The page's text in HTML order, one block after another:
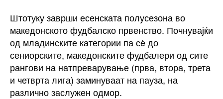
на
фудбалерите)
Штотуку заврши есенската полусезона во
македонското фудбалско првенство. Почнувајќи
од младинските категории па сè до
сениорските, македонските фудбалери од сите
рангови на натпреварување (прва, втора, трета
и четврта лига) заминуваат на пауза, на
различно заслужен одмор.